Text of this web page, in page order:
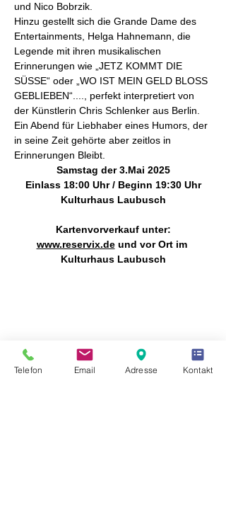
und Nico Bobrzik.
Hinzu gestellt sich die Grande Dame des
Entertainments, Helga Hahnemann, die
Legende mit ihren musikalischen
Erinnerungen wie „JETZ KOMMT DIE
SÜSSE“ oder „WO IST MEIN GELD BLOSS
GEBLIEBEN“...., perfekt interpretiert von
der Künstlerin Chris Schlenker aus Berlin.
Ein Abend für Liebhaber eines Humors, der
in seine Zeit gehörte aber zeitlos in
Erinnerungen Bleibt.
Samstag der 3.Mai 2025
Einlass 18:00 Uhr / Beginn 19:30 Uhr
Kulturhaus Laubusch
Kartenvorverkauf unter:
www.reservix.de und vor Ort im
Kulturhaus Laubusch
Diese Veranstaltung teilen
Telefon Email Adresse Kontakt